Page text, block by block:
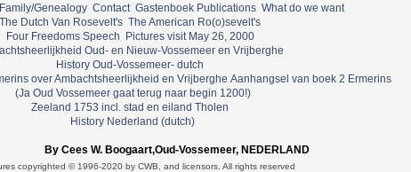
Family/Genealogy Contact Gastenboek Publications What do we want
The Dutch Van Rosevelt's The American Ro(o)sevelt's
Four Freedoms Speech Pictures visit May 26, 2000
Oud- en Nieuw-Vossemeer en Vrijberghe
History Oud-Vossemeer- dutch
over Ambachtsheerlijkheid en Vrijberghe Aanhangsel van boek 2 Ermerins
(Ja Oud Vossemeer gaat terug naar begin 1200!)
Zeeland 1753 incl. stad en eiland Tholen
History Nederland (dutch)
By Cees W. Boogaart,Oud-Vossemeer, NEDERLAND
copyrighted © 1996-2020 by CWB, and licensors. All rights reserved